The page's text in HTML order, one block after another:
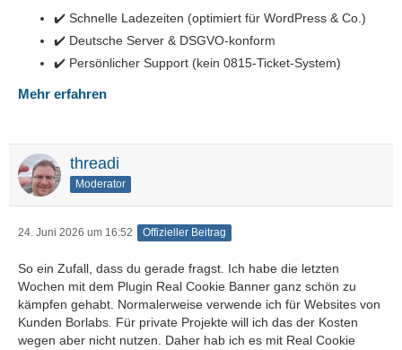
✔️ Schnelle Ladezeiten (optimiert für WordPress & Co.)
✔️ Deutsche Server & DSGVO-konform
✔️ Persönlicher Support (kein 0815-Ticket-System)
Mehr erfahren
threadi
Moderator
24. Juni 2026 um 16:52 Offizieller Beitrag
So ein Zufall, dass du gerade fragst. Ich habe die letzten
Wochen mit dem Plugin Real Cookie Banner ganz schön zu
kämpfen gehabt. Normalerweise verwende ich für Websites von
Kunden Borlabs. Für private Projekte will ich das der Kosten
wegen aber nicht nutzen. Daher hab ich es mit Real Cookie